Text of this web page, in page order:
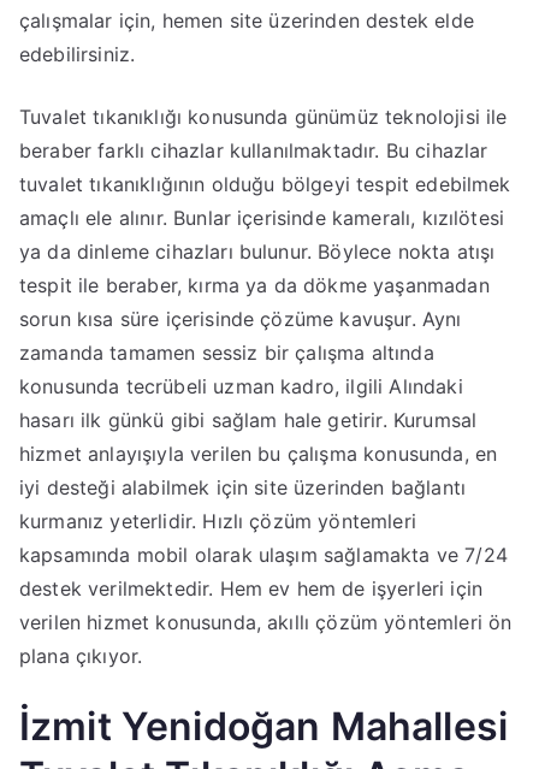
çalışmalar için, hemen site üzerinden destek elde
edebilirsiniz.
Tuvalet tıkanıklığı konusunda günümüz teknolojisi ile
beraber farklı cihazlar kullanılmaktadır. Bu cihazlar
tuvalet tıkanıklığının olduğu bölgeyi tespit edebilmek
amaçlı ele alınır. Bunlar içerisinde kameralı, kızılötesi
ya da dinleme cihazları bulunur. Böylece nokta atışı
tespit ile beraber, kırma ya da dökme yaşanmadan
sorun kısa süre içerisinde çözüme kavuşur. Aynı
zamanda tamamen sessiz bir çalışma altında
konusunda tecrübeli uzman kadro, ilgili Alındaki
hasarı ilk günkü gibi sağlam hale getirir. Kurumsal
hizmet anlayışıyla verilen bu çalışma konusunda, en
iyi desteği alabilmek için site üzerinden bağlantı
kurmanız yeterlidir. Hızlı çözüm yöntemleri
kapsamında mobil olarak ulaşım sağlamakta ve 7/24
destek verilmektedir. Hem ev hem de işyerleri için
verilen hizmet konusunda, akıllı çözüm yöntemleri ön
plana çıkıyor.
İzmit Yenidoğan Mahallesi